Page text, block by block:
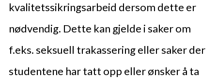
kvalitetssikringsarbeid dersom dette er
nødvendig. Dette kan gjelde i saker om
f.eks. seksuell trakassering eller saker der
studentene har tatt opp eller ønsker å ta